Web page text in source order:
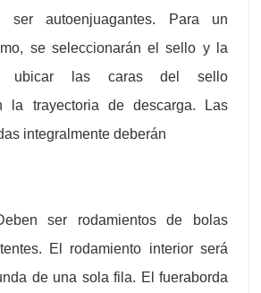
ser autoenjuagantes. Para un
se seleccionarán el sello y la
ubicar las caras del sello
la trayectoria de descarga. Las
integralmente deberán
ser rodamientos de bolas
El rodamiento interior será
de una sola fila. El fueraborda